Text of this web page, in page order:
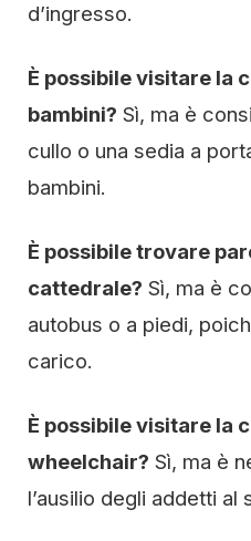
d’ingresso.
È possibile visitare la
bambini? Sì, ma è
cullo o una sedia a
bambini.
È possibile trovare
cattedrale? Sì, ma è
autobus o a piedi,
carico.
È possibile visitare la
wheelchair? Sì, ma è
l’ausilio degli addetti al